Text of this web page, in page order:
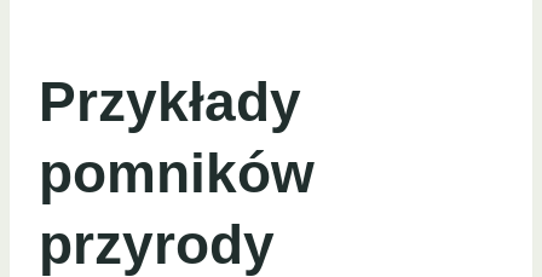
Przykłady
pomników
przyrody